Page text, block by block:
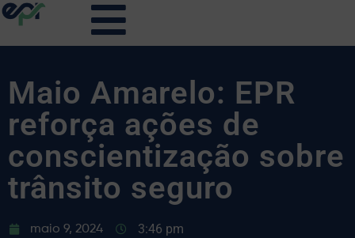
Maio Amarelo: EPR
reforça ações de
conscientização sobre
trânsito seguro
maio 9, 2024 3:46 pm